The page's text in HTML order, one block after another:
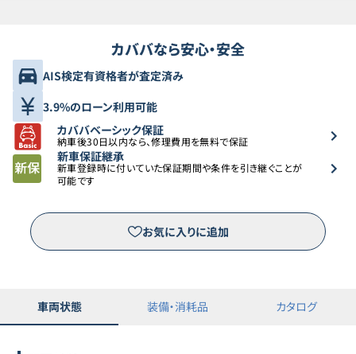
カババなら安心・安全
AIS検定有資格者が査定済み
3.9%のローン利用可能
カババベーシック保証
納車後30日以内なら、修理費用を無料で保証
新車保証継承
新車登録時に付いていた保証期間や条件を引き継ぐことが
可能です
お気に入りに追加
車両状態 装備・消耗品 カタログ